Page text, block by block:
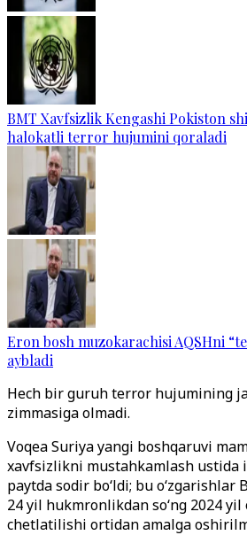
BMT Xavfsizlik Kengashi Pokiston
halokatli terror hujumini qoraladi
Eron bosh muzokarachisi AQSHni
aybladi
Hech bir guruh terror hujumining
zimmasiga olmadi.
Voqea Suriya yangi boshqaruvi
xavfsizlikni mustahkamlash ustida
paytda sodir bo‘ldi; bu o‘zgarishlar
24 yil hukmronlikdan so‘ng 2024
chetlatilishi ortidan amalga